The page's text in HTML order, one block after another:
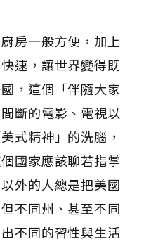
房一般方便，加上
速，讓世界變得既
，這個「伴隨大家
斷的電影、電視以
式精神」的洗腦，
國家應該聊若指掌
外的人總是把美國
不同州、甚至不同
不同的習性與生活